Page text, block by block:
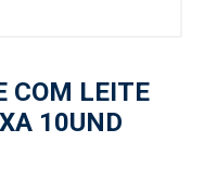
COM LEITE
10UND